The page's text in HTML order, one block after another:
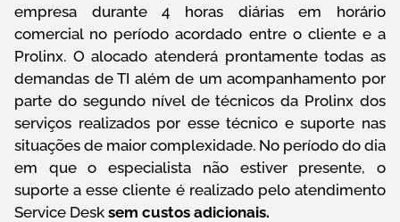
empresa durante 4 horas diárias em horário
comercial no período acordado entre o cliente e a
Prolinx. O alocado atenderá prontamente todas as
demandas de TI além de um acompanhamento por
parte do segundo nível de técnicos da Prolinx dos
serviços realizados por esse técnico e suporte nas
situações de maior complexidade. No período do dia
em que o especialista não estiver presente, o
suporte a esse cliente é realizado pelo atendimento
Service Desk sem custos adicionais.